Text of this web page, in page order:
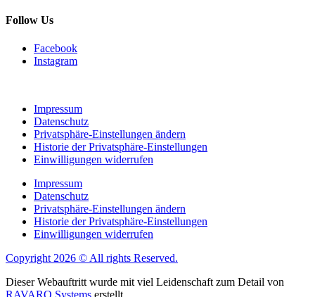
Follow Us
Facebook
Instagram
Impressum
Datenschutz
Privatsphäre-Einstellungen ändern
Historie der Privatsphäre-Einstellungen
Einwilligungen widerrufen
Impressum
Datenschutz
Privatsphäre-Einstellungen ändern
Historie der Privatsphäre-Einstellungen
Einwilligungen widerrufen
Copyright 2026 © All rights Reserved.
Dieser Webauftritt wurde mit viel Leidenschaft zum Detail von
RAVARO Systems erstellt.